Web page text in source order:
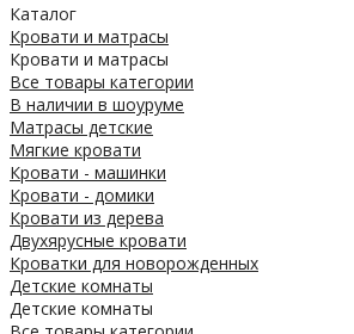
Каталог
Кровати и матрасы
Кровати и матрасы
Все товары категории
В наличии в шоуруме
Матрасы детские
Мягкие кровати
Кровати - машинки
Кровати - домики
Кровати из дерева
Двухярусные кровати
Кроватки для новорожденных
Детские комнаты
Детские комнаты